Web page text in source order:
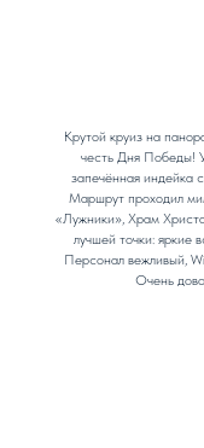
Крутой круиз на
честь Дня Победы!
запечённая индейка
Маршрут проходил
«Лужники», Храм
лучшей точки: яркие
Персонал вежливый,
Очень